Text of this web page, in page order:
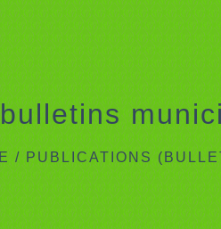
/PUBLICATIONS